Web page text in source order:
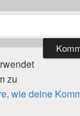
zu
wie deine